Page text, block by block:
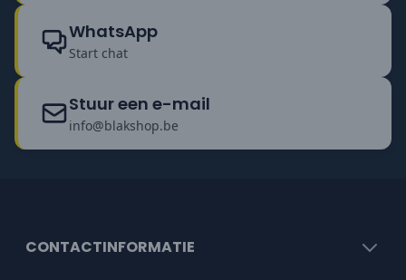
WhatsApp
Start chat
Stuur een e-mail
info@blakshop.be
CONTACTINFORMATIE